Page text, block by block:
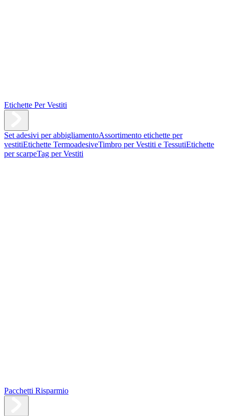
Etichette Per Vestiti
Set adesivi per abbigliamentoAssortimento etichette per
vestitiEtichette TermoadesiveTimbro per Vestiti e TessutiEtichette
per scarpeTag per Vestiti
Pacchetti Risparmio